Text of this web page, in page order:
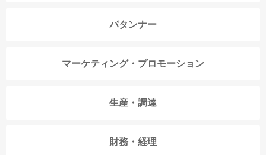
パタンナー
マーケティング・プロモーション
生産・調達
財務・経理